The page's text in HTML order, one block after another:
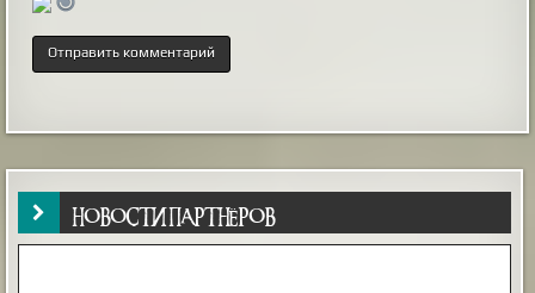
НОВОСТИ ПАРТНЁРОВ